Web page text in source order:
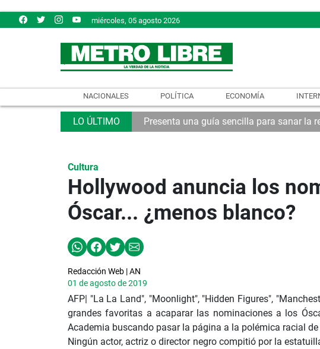
miércoles, 05 agosto 2026
NACIONALES POLÍTICA ECONOMÍA
Presenta una guía sencilla para sanar la
Cultura
Hollywood anuncia los
Óscar... ¿menos blanco?
Redacción Web | AN
01 de agosto de 2019
AFP| "La La Land", "Moonlight", "Hidden Figures",
grandes favoritas a acaparar las nominaciones a los
Academia buscando pasar la página a la polémica racial
Ningún actor, actriz o director negro compitió por la